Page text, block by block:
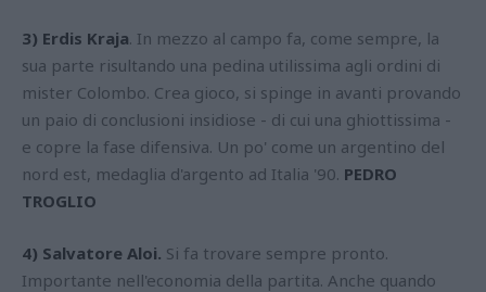
3) Erdis Kraja. In mezzo al campo fa, come sempre, la
sua parte risultando una pedina utilissima agli ordini di
mister Colombo. Crea gioco, si spinge in avanti provando
un paio di conclusioni insidiose - di cui una ghiottissima -
e copre la fase difensiva. Un po' come un argentino del
nord est, medaglia d'argento ad Italia '90. PEDRO
TROGLIO
4) Salvatore Aloi. Si fa trovare sempre pronto.
Importante nell'economia della partita. Anche quando